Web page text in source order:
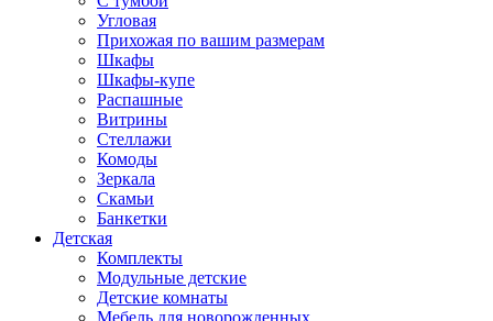
Угловая
Прихожая по вашим размерам
Шкафы
Шкафы-купе
Распашные
Витрины
Стеллажи
Комоды
Зеркала
Скамьи
Банкетки
Детская
Комплекты
Модульные детские
Детские комнаты